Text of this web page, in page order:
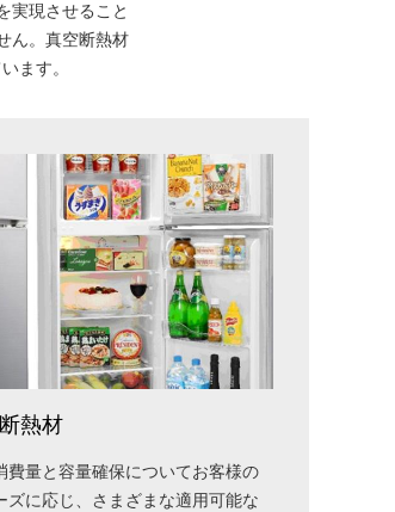
実現させること
ん。真空断熱材
ます。
熱材
費量と容量確保についてお客様の
ズに応じ、さまざまな適用可能な